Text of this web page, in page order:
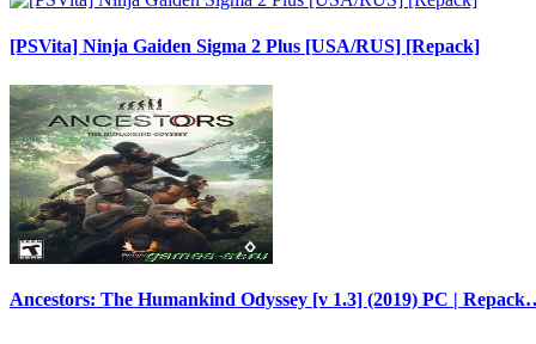
[PSVita] Ninja Gaiden Sigma 2 Plus [USA/RUS] [Repack]
Ancestors: The Humankind Odyssey [v 1.3] (2019) PC |